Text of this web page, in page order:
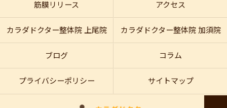
カラダドクター
筋膜リリース アクセス
カラダドクター整体院 上尾院 カラダドクター整体院 加須院
ブログ コラム
プライバシーポリシー サイトマップ